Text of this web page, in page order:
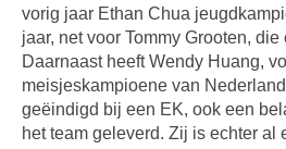
vorig jaar Ethan Chua
jaar, net voor Tommy Grooten,
Daarnaast heeft Wendy Huang,
meisjeskampioene van
geëindigd bij een EK, ook een
het team geleverd. Zij is echter al